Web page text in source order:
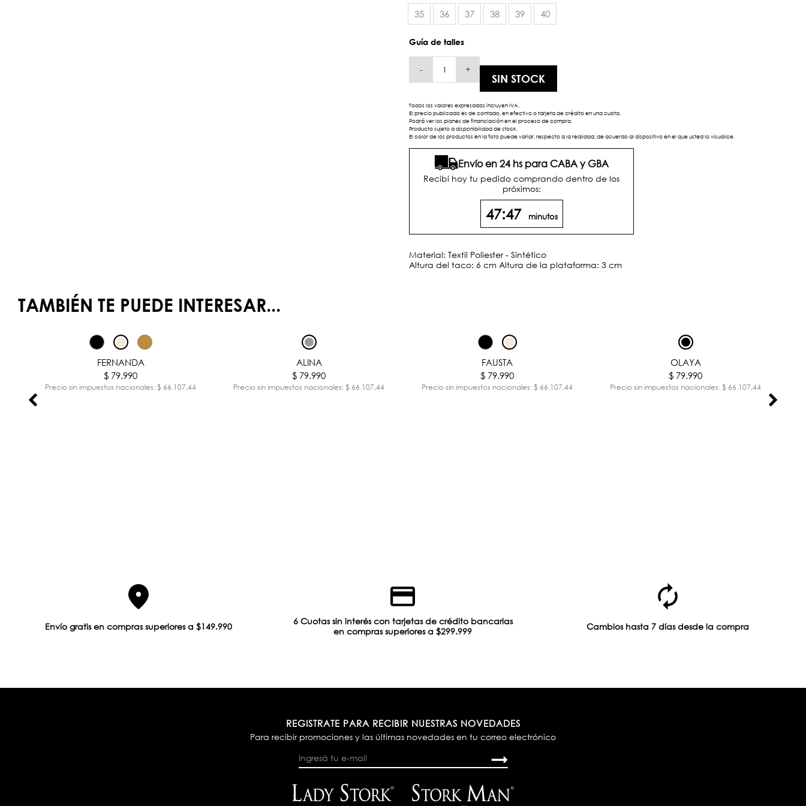
35 36 37 38 39 40
Guía de talles
- +
SIN STOCK
Todos los valores expresados incluyen IVA.
El precio publicado es de contado, en efectivo o tarjeta de crédito en una cuota.
Podrá ver los planes de financiación en el proceso de compra.
Producto sujeto a disponibilidad de stock.
El color de los productos en la foto puede variar, respecto a la realidad, de acuerdo al dispositivo en el que usted lo visualice.
Envío en 24 hs para CABA y GBA
Recibí hoy tu pedido comprando dentro de los
próximos:
47:47 minutos
Material: Textil Poliester - Sintético
Altura del taco: 6 cm Altura de la plataforma: 3 cm
TAMBIÉN TE PUEDE INTERESAR...
FERNANDA
$ 79.990
Precio sin impuestos nacionales: $ 66.107,44
ALINA
$ 79.990
Precio sin impuestos nacionales: $ 66.107,44
FAUSTA
$ 79.990
Precio sin impuestos nacionales: $ 66.107,44
OLAYA
$ 79.990
Precio sin impuestos nacionales: $ 66.107,44
Envío gratis en compras superiores a $149.990
6 Cuotas sin interés con tarjetas de crédito bancarias
en compras superiores a $299.999
Cambios hasta 7 días desde la compra
REGISTRATE PARA RECIBIR NUESTRAS NOVEDADES
Para recibir promociones y las últimas novedades en tu correo electrónico